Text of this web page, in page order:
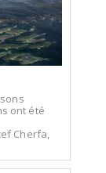
ont été
Cherfa,